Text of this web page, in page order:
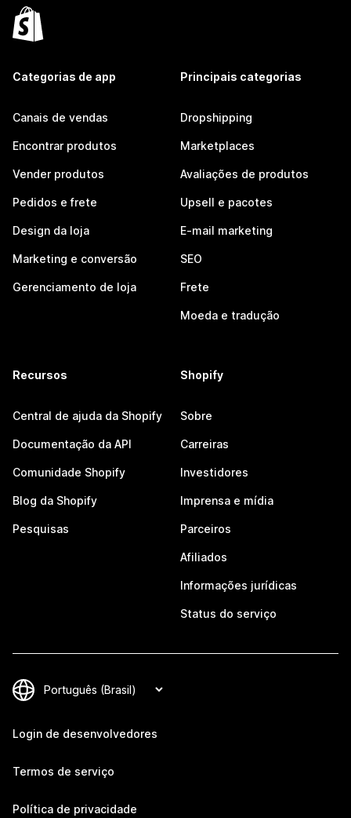
Categorias de app
Canais de vendas
Encontrar produtos
Vender produtos
Pedidos e frete
Design da loja
Marketing e conversão
Gerenciamento de loja
Principais categorias
Dropshipping
Marketplaces
Avaliações de produtos
Upsell e pacotes
E-mail marketing
SEO
Frete
Moeda e tradução
Recursos
Central de ajuda da Shopify
Documentação da API
Comunidade Shopify
Blog da Shopify
Pesquisas
Shopify
Sobre
Carreiras
Investidores
Imprensa e mídia
Parceiros
Afiliados
Informações jurídicas
Status do serviço
Login de desenvolvedores
Termos de serviço
Política de privacidade